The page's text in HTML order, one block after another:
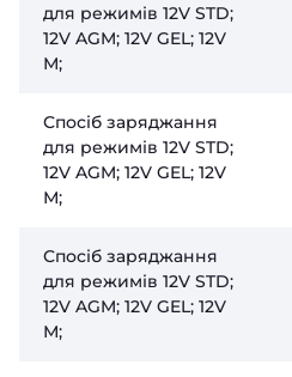
для режимів 12V STD;
12V AGM; 12V GEL; 12V
М;
Спосіб заряджання
для режимів 12V STD;
12V AGM; 12V GEL; 12V
М;
Спосіб заряджання
для режимів 12V STD;
12V AGM; 12V GEL; 12V
М;